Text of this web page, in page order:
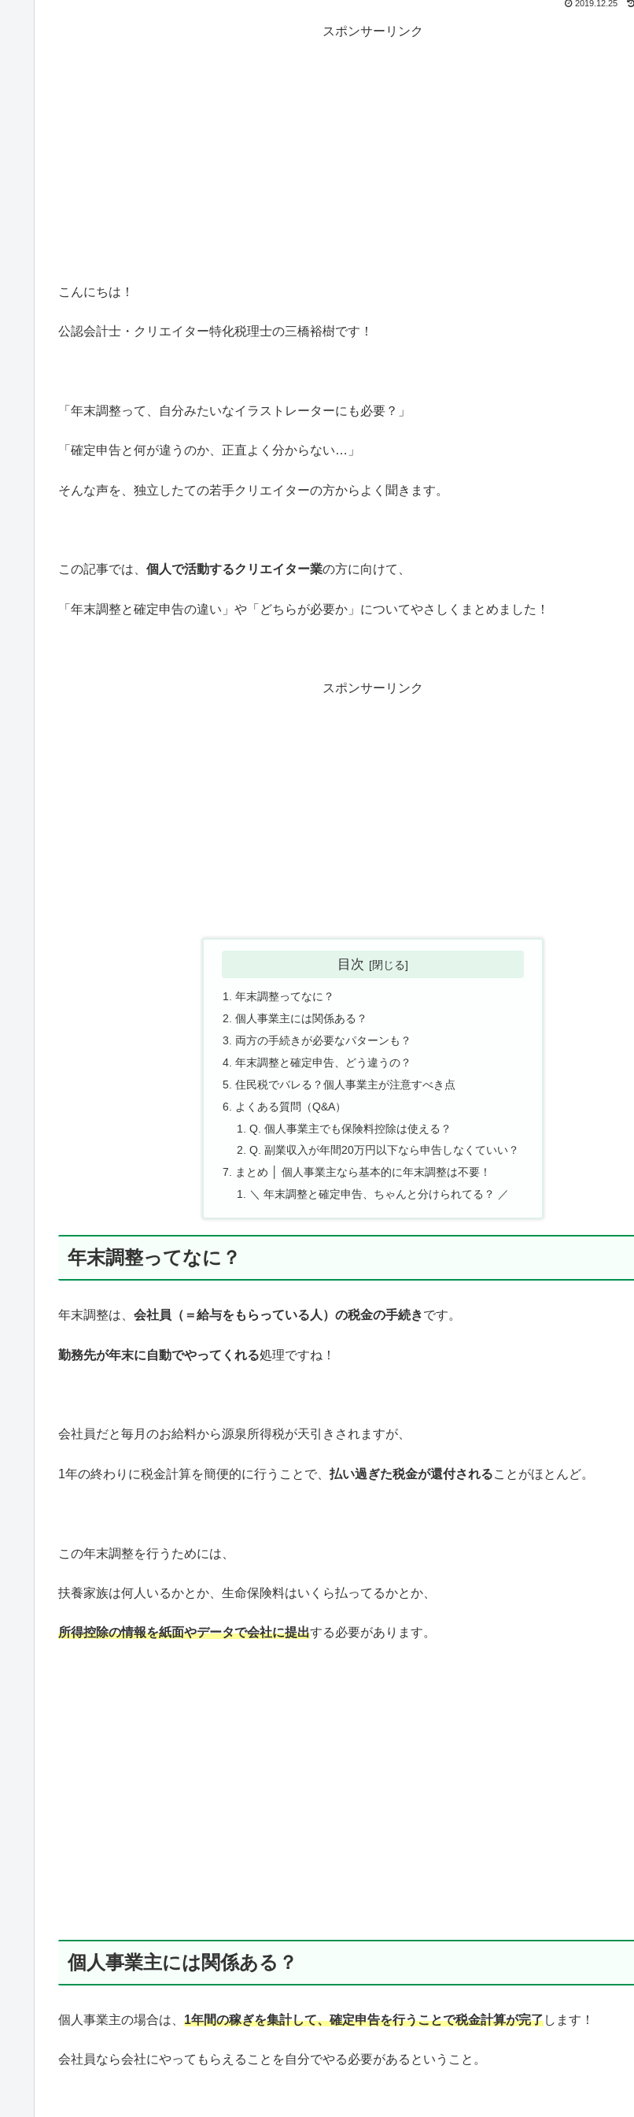
2019.12.25
スポンサーリンク
こんにちは！
公認会計士・クリエイター特化税理士の三橋裕樹です！
「年末調整って、自分みたいなイラストレーターにも必要？」
「確定申告と何が違うのか、正直よく分からない…」
そんな声を、独立したての若手クリエイターの方からよく聞きます。
この記事では、 個人で活動するクリエイター業の方に向けて、
「年末調整と確定申告の違い」や「どちらが必要か」についてやさしくまとめました！
スポンサーリンク
目次
年末調整ってなに？
個人事業主には関係ある？
両方の手続きが必要なパターンも？
年末調整と確定申告、どう違うの？
住民税でバレる？個人事業主が注意すべき点
よくある質問（Q&A）
Q. 個人事業主でも保険料控除は使える？
Q. 副業収入が年間20万円以下なら申告しなくていい？
まとめ │ 個人事業主なら基本的に年末調整は不要！
＼ 年末調整と確定申告、ちゃんと分けられてる？ ／
年末調整ってなに？
年末調整は、 会社員（＝給与をもらっている人）の税金の手続きです。
勤務先が年末に自動でやってくれる処理ですね！
会社員だと毎月のお給料から源泉所得税が天引きされますが、
1年の終わりに税金計算を簡便的に行うことで、 払い過ぎた税金が還付されることがほとんど。
この年末調整を行うためには、
扶養家族は何人いるかとか、生命保険料はいくら払ってるかとか、
所得控除の情報を紙面やデータで会社に提出する必要があります。
個人事業主には関係ある？
個人事業主の場合は、 1年間の稼ぎを集計して、確定申告を行うことで税金計算が完了します！
会社員なら会社にやってもらえることを自分でやる必要があるということ。